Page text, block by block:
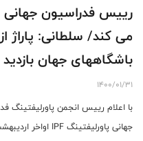
رییس فدراسیون جهانی
می کند/ سلطانی: پاراژ
باشگاههای جهان
1400/01/31
با اعلام رییس انجمن پاورلیفتینگ
جهانی پاورلیفتینگ IPF اواخر اردیبهشت ماه به تهران سفر می کند.